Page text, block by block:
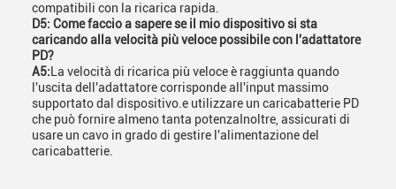
compatibili con la ricarica rapida.
D5: Come faccio a sapere se il mio dispositivo si sta
caricando alla velocità più veloce possibile con l'adattatore
PD?
A5: La velocità di ricarica più veloce è raggiunta quando
l'uscita dell'adattatore corrisponde all'input massimo
supportato dal dispositivo.e utilizzare un caricabatterie PD
che può fornire almeno tanta potenzaInoltre, assicurati di
usare un cavo in grado di gestire l'alimentazione del
caricabatterie.